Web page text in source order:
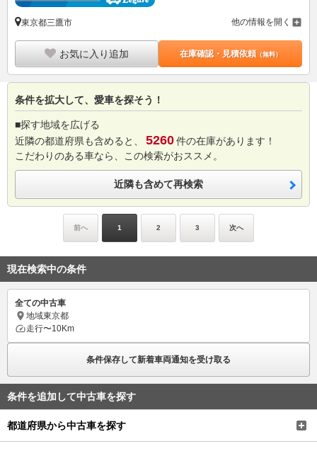
東京都三鷹市 他の情報を開く
お気に入り追加 在庫確認・見積依頼（無料）
条件を拡大して、愛車を探そう！
■探す地域を広げる
近隣の都道府県も含めると、
5260件の在庫があります！
こだわりのある車なら、この検索がおススメ。
近隣も含めて再検索
前へ 1 2 3 次へ
現在検索中の条件
全ての中古車
地域東京都
走行〜10Km
条件保存して新着車両通知を受け取る
条件を追加して中古車を探す
都道府県から中古車を探す